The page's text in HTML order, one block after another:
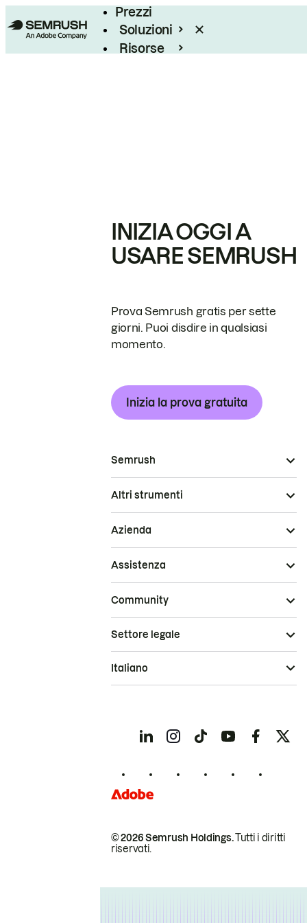
Prezzi
Soluzioni
Risorse
INIZIA OGGI A
USARE SEMRUSH
Prova Semrush gratis per sette
giorni. Puoi disdire in qualsiasi
momento.
Inizia la prova gratuita
Semrush
Altri strumenti
Azienda
Assistenza
Community
© 2026 Semrush Holdings.Tutti i diritti
riservati.
Settore legale
Italiano